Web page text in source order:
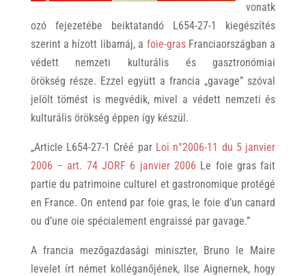
vonatk
ozó fejezetébe beiktatandó L654-27-1 kiegészítés
szerint a hízott libamáj, a foie-grasFranciaországban a
védett nemzeti kulturális és gasztronómiai
örökség része. Ezzel együtt a francia „gavage” szóval
jelölt tömést is megvédik, mivel a védett nemzeti és
kulturális örökség éppen így készül.
„Article L654-27-1 Créé par Loi n°2006-11 du 5 janvier
2006 – art. 74 JORF 6 janvier 2006 Le foie gras fait
partie du patrimoine culturel et gastronomique protégé
en France. On entend par foie gras, le foie d’un canard
ou d’une oie spécialement engraissé par gavage.”
A francia mezőgazdasági miniszter, Bruno le Maire
levelet írt német kolléganőjének, Ilse Aignernek, hogy